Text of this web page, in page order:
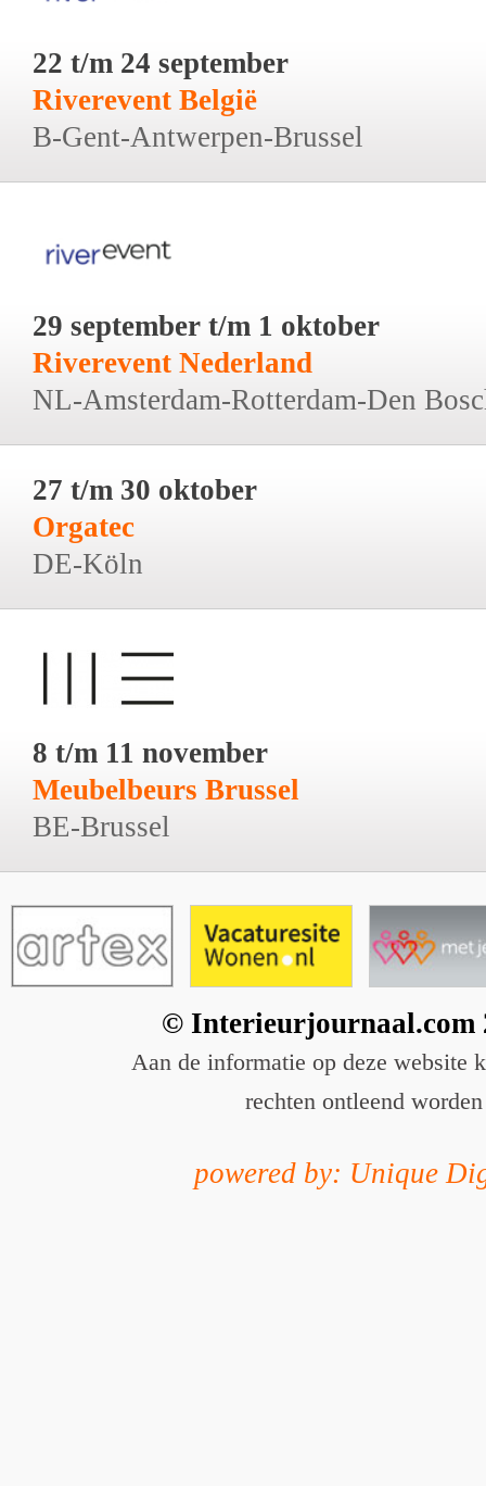
22 t/m 24 september
Riverevent België
B-Gent-Antwerpen-Brussel
29 september t/m 1 oktober
Riverevent Nederland
NL-Amsterdam-Rotterdam-Den
27 t/m 30 oktober
Orgatec
DE-Köln
8 t/m 11 november
Meubelbeurs Brussel
BE-Brussel
© Interieurjournaal.com
Aan de informatie op deze website
rechten ontleend worden
powered by: Unique